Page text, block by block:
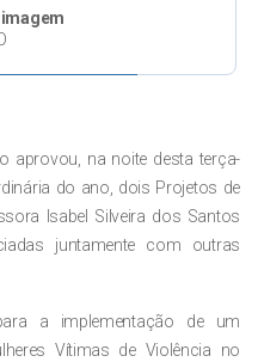
aprovou, na noite desta terça-
do ano, dois Projetos de
Isabel Silveira dos Santos
juntamente com outras
a implementação de um
Vítimas de Violência no